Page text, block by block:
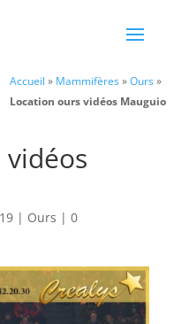
Accueil » Mammifères»Ours»
Location ours vidéos Mauguio
| Ours | 0